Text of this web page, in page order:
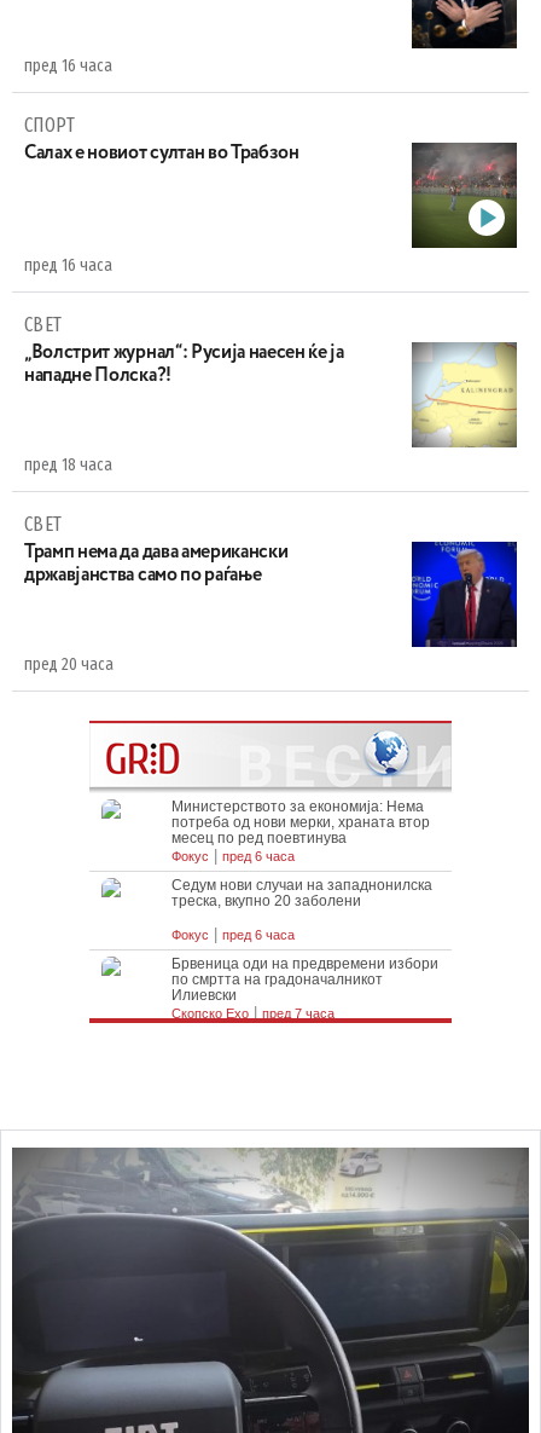
пред 16 часа
СПОРТ
Салах е новиот султан во Трабзон
пред 16 часа
СВЕТ
„Волстрит журнал“: Русија наесен ќе ја
нападне Полска?!
пред 18 часа
СВЕТ
Трамп нема да дава американски
државјанства само по раѓање
пред 20 часа